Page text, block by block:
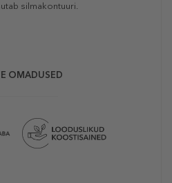
silmakontuuri.
OMADUSED